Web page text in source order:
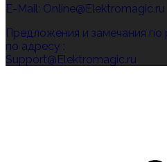
E-Mail: Online@Elektromagic.ru
Предложения и замечания
по адресу :
Support@Elektromagic.ru